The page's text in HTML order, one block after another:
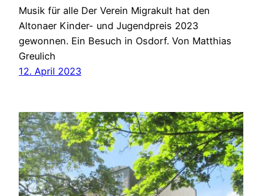
Musik für alle Der Verein Migrakult hat den
Altonaer Kinder- und Jugendpreis 2023
gewonnen. Ein Besuch in Osdorf. Von Matthias
Greulich
12. April 2023